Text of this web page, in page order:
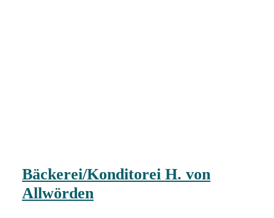
Bäckerei/Konditorei H. von
Allwörden